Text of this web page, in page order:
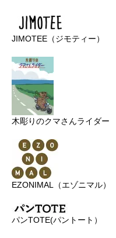
JIMOTEE（ジモティー）
木彫りのクマさんライダー
EZONIMAL（エゾニマル）
パンTOTE(パントート）